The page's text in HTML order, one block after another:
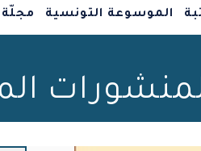
الموسوعة التونسية
لمنشورات